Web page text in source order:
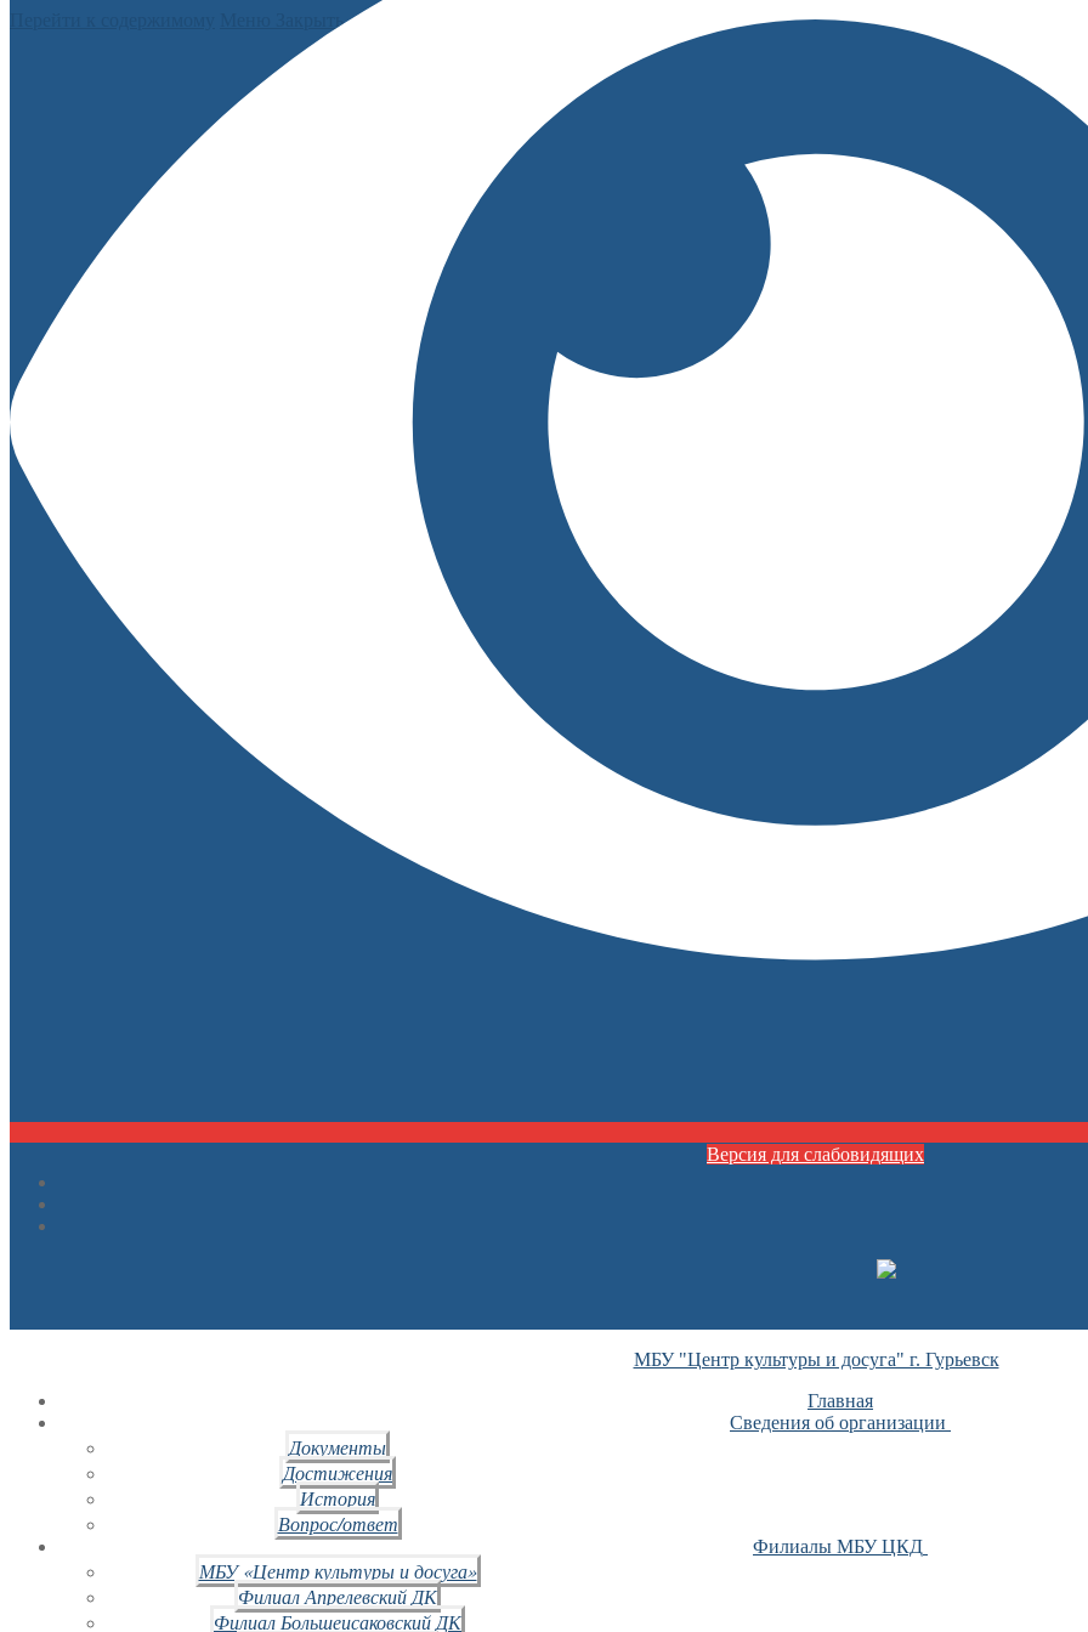
Закрыть
Версия для слабовидящих
МБУ "Центр культуры и досуга" г. Гурьевск
Главная
Сведения об организации
Документы
Достижения
История
Вопрос/ответ
Филиалы МБУ ЦКД
МБУ «Центр культуры и досуга»
Филиал Апрелевский ДК
Филиал Большеисаковский ДК